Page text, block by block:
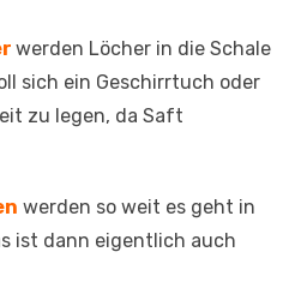
werden Löcher in die Schale
sich ein Geschirrtuch oder
zu legen, da Saft
werden so weit es geht in
ist dann eigentlich auch